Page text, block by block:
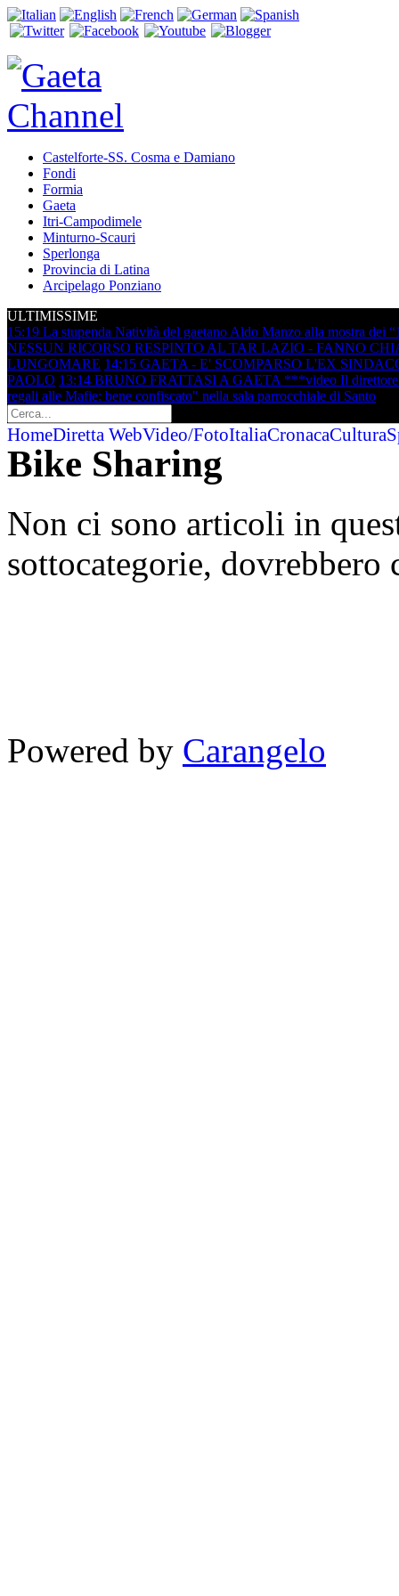
Castelforte-SS. Cosma e Damiano
Fondi
Formia
Gaeta
Itri-Campodimele
Minturno-Scauri
Sperlonga
Provincia di Latina
Arcipelago Ponziano
ULTIMISSIME
15:19 La stupenda Natività del gaetano Aldo Manzo alla mostra dei
NESSUN RICORSO RESPINTO AL TAR LAZIO - FANNO
LUNGOMARE 14:15 GAETA - E' SCOMPARSO L'EX
PAOLO 13:14 BRUNO FRATTASI A GAETA ***video Il direttore
regali alle Mafie: bene confiscato" nella sala parrocchiale di Santo
HomeDiretta WebVideo/FotoItaliaCronacaCultura
Bike Sharing
Non ci sono articoli in
sottocategorie,
Powered by Carangelo